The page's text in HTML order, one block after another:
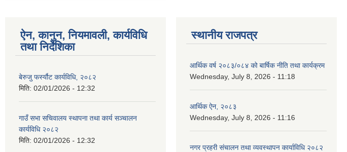
ऐन, कानुन, नियमावली, कार्यविधि
तथा निर्देशिका
बेरुजु फर्स्यौट कार्यविधि, २०८२
मिति: 02/01/2026 - 12:32
गाउँ सभा सचिवालय स्थापना तथा कार्य सञ्चालन
कार्यविधि २०८२
मिति: 02/01/2026 - 12:32
स्थानीय राजपत्र
आर्थिक वर्ष २०८३/०८४ को बार्षिक नीति तथा कार्यक्रम
Wednesday, July 8, 2026 - 11:18
आर्थिक ऐन, २०८३
Wednesday, July 8, 2026 - 11:16
नगर प्रहरी संचालन तथा व्यवस्थापन कार्याविधि २०८२